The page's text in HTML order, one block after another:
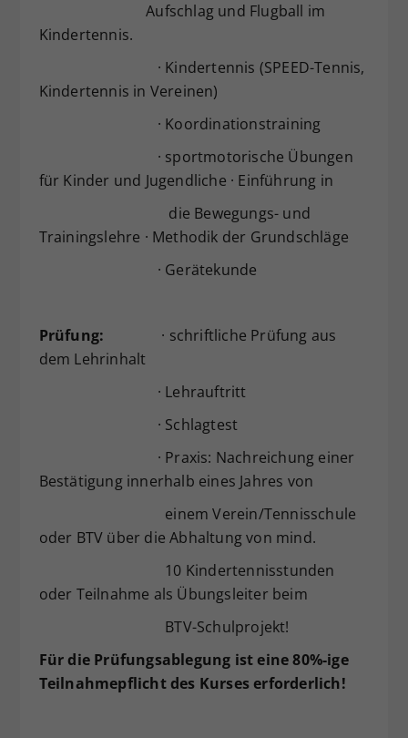
Aufschlag und Flugball im
Kindertennis.
· Kindertennis (SPEED-Tennis,
Kindertennis in Vereinen)
· Koordinationstraining
· sportmotorische Übungen
für Kinder und Jugendliche · Einführung in
die Bewegungs- und
Trainingslehre · Methodik der Grundschläge
· Gerätekunde
Prüfung: · schriftliche Prüfung aus
dem Lehrinhalt
· Lehrauftritt
· Schlagtest
· Praxis: Nachreichung einer
Bestätigung innerhalb eines Jahres von
einem Verein/Tennisschule
oder BTV über die Abhaltung von mind.
10 Kindertennisstunden
oder Teilnahme als Übungsleiter beim
BTV-Schulprojekt!
Für die Prüfungsablegung ist eine 80%-ige
Teilnahmepflicht des Kurses erforderlich!